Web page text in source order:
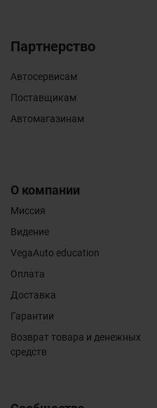
Партнерство
Автосервисам
Поставщикам
Автомагазинам
О компании
Миссия
Видение
VegaAuto education
Оплата
Доставка
Гарантии
Возврат товара и денежных
средств